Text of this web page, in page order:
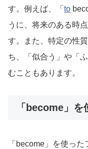
す。例えば、「 to
うに、将来のある時
す。また、特定の性
ち、「似合う」や「
むこともあります。
「become」
「become」を使っ